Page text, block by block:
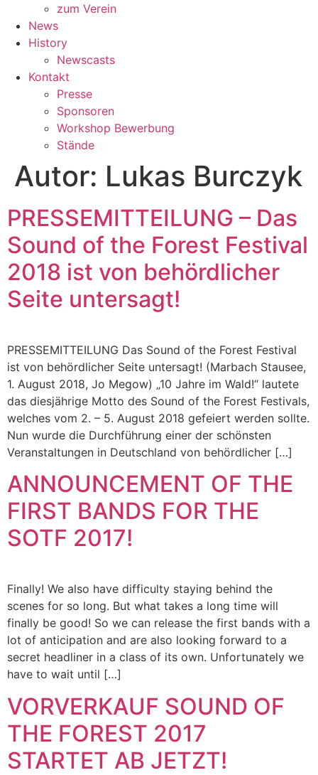
zum Verein
News
History
Newscasts
Kontakt
Presse
Sponsoren
Workshop Bewerbung
Stände
Autor: Lukas Burczyk
PRESSEMITTEILUNG – Das
Sound of the Forest Festival
2018 ist von behördlicher
Seite untersagt!
PRESSEMITTEILUNG Das Sound of the Forest Festival
ist von behördlicher Seite untersagt! (Marbach Stausee,
1. August 2018, Jo Megow) „10 Jahre im Wald!“ lautete
das diesjährige Motto des Sound of the Forest Festivals,
welches vom 2. – 5. August 2018 gefeiert werden sollte.
Nun wurde die Durchführung einer der schönsten
Veranstaltungen in Deutschland von behördlicher […]
ANNOUNCEMENT OF THE
FIRST BANDS FOR THE
SOTF 2017!
Finally! We also have difficulty staying behind the
scenes for so long. But what takes a long time will
finally be good! So we can release the first bands with a
lot of anticipation and are also looking forward to a
secret headliner in a class of its own. Unfortunately we
have to wait until […]
VORVERKAUF SOUND OF
THE FOREST 2017
STARTET AB JETZT!